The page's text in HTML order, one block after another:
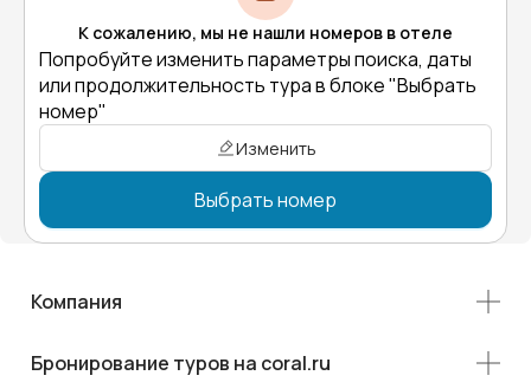
К сожалению, мы не нашли номеров в отеле
Попробуйте изменить параметры поиска, даты
или продолжительность тура в блоке "Выбрать
номер"
Изменить
Выбрать номер
Компания
Бронирование туров на coral.ru